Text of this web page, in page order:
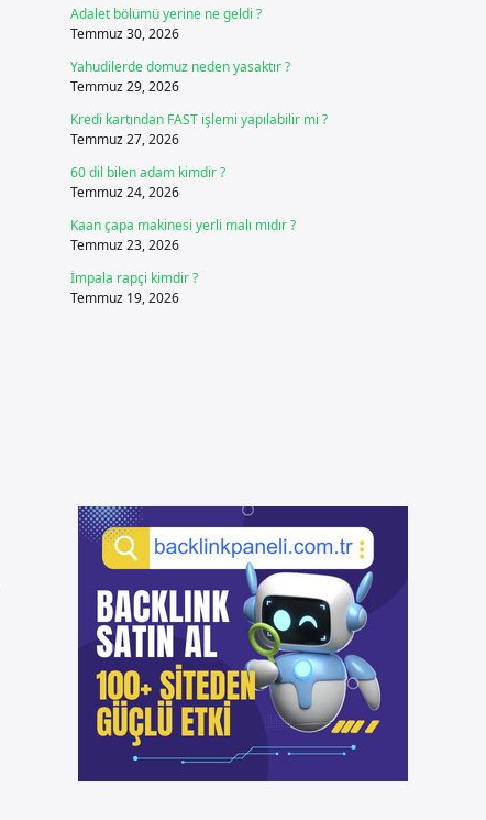
Adalet bölümü yerine ne geldi ?
Temmuz 30, 2026
Yahudilerde domuz neden yasaktır ?
Temmuz 29, 2026
Kredi kartından FAST işlemi yapılabilir mi ?
Temmuz 27, 2026
60 dil bilen adam kimdir ?
Temmuz 24, 2026
Kaan çapa makinesi yerli malı mıdır ?
Temmuz 23, 2026
İmpala rapçi kimdir ?
Temmuz 19, 2026